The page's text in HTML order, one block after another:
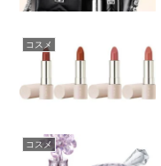
コスメ
コスメ